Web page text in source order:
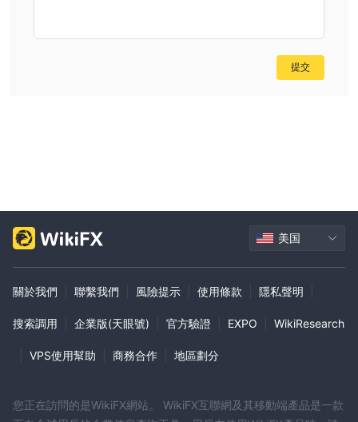
性提供者關係，交易者可能在訂單執行方面面臨挑戰，尤其是在市場
者提供广泛的投资机会。
在外汇市场中，交易者可以参与充满活力的外汇市场，利用货币对的
波动进行交易。
指數提供了對整體市場趨勢的曝光，讓交易者可以對一組股票的表現
商品，包括贵金属和能源资源，为投资组合分散化提供机会。每种工
满足各种交易策略和偏好。
帐户类型
提交
美国
關於我們 聯繫我們 風險提示 使用條款 隱私聲明
搜索調用 企業版(天眼號) 官方驗證 EXPO WikiResearch
VPS使用幫助 商務合作 地區劃分
您正在訪問的是WikiFX網站。 WikiFX互聯網及其移動端產品是一款